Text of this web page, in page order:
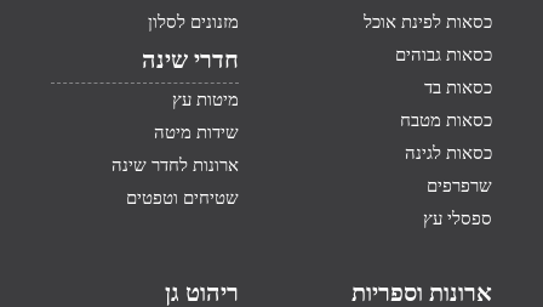
כסאות לפינת אוכל
כסאות גבוהים
כסאות בד
כסאות מטבח
כסאות לגינה
שרפרפים
ספסלי עץ
מזנונים לסלון
חדרי שינה
מיטות עץ
שידות מיטה
ארונות לחדר שינה
שטיחים וטפטים
ארונות וספריות ריהוט גן